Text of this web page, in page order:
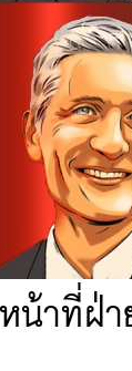
น้าที่ฝ่